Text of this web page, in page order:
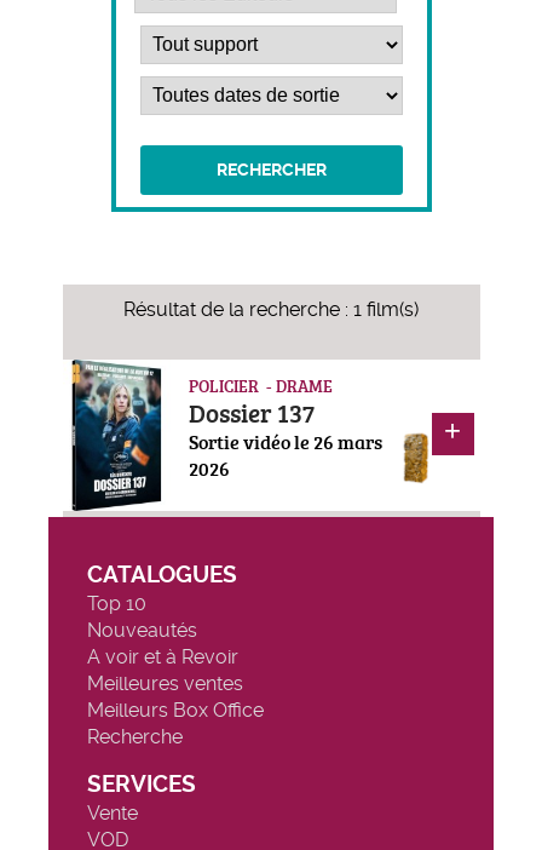
Résultat de la recherche : 1 film(s)
POLICIER - DRAME
Dossier 137
Sortie vidéo le 26 mars
2026
CATALOGUES
Top 10
Nouveautés
A voir et à Revoir
Meilleures ventes
Meilleurs Box Office
Recherche
SERVICES
Vente
VOD